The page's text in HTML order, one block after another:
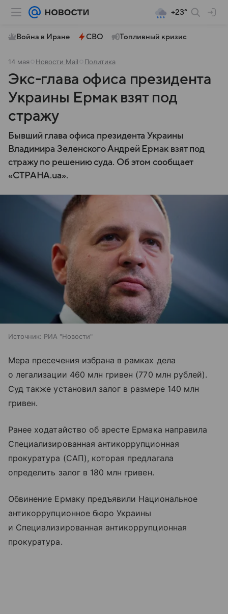
+23°
Война в Иране СВО Топливный кризис
14 мая Новости Mail Политика
Экс-глава офиса президента
Украины Ермак взят под
стражу
Бывший глава офиса президента Украины
Владимира Зеленского Андрей Ермак взят под
стражу по решению суда. Об этом сообщает
«СТРАНА.ua».
Источник: РИА "Новости"
Мера пресечения избрана в рамках дела
о легализации 460 млн гривен (770 млн рублей).
Суд также установил залог в размере 140 млн
гривен.
Ранее ходатайство об аресте Ермака направила
Специализированная антикоррупционная
прокуратура (САП), которая предлагала
определить залог в 180 млн гривен.
Обвинение Ермаку предъявили Национальное
антикоррупционное бюро Украины
и Специализированная антикоррупционная
прокуратура.